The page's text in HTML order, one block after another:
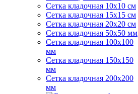
Сетка кладочная 10x10 см
Сетка кладочная 15x15 см
Сетка кладочная 20x20 см
Сетка кладочная 50x50 мм
Сетка кладочная 100x100
мм
Сетка кладочная 150x150
мм
Сетка кладочная 200x200
мм